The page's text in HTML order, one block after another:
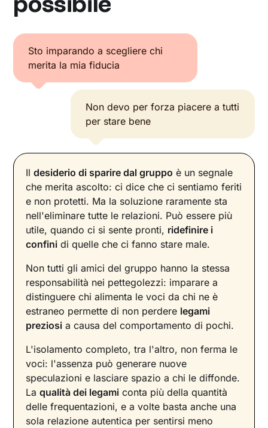
Sto imparando a scegliere chi
merita la mia fiducia
Non devo per forza piacere a tutti
per stare bene
Ildesiderio di sparire dal gruppo è un segnale
che merita ascolto: ci dice che ci sentiamo feriti
e non protetti. Ma la soluzione raramente sta
nell'eliminare tutte le relazioni. Può essere più
utile, quando ci si sente pronti, ridefinire i
confini di quelle che ci fanno stare male.
Non tutti gli amici del gruppo hanno la stessa
responsabilità nei pettegolezzi: imparare a
distinguere chi alimenta le voci da chi ne è
estraneo permette di non perdere legami
preziosi a causa del comportamento di pochi.
L'isolamento completo, tra l'altro, non ferma le
voci: l'assenza può generare nuove
speculazioni e lasciare spazio a chi le diffonde.
Laqualità dei legami conta più della quantità
delle frequentazioni, e a volte basta anche una
sola relazione autentica per sentirsi meno